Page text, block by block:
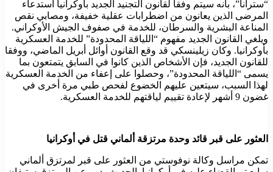
“سترانا”، بأنه سيتم وفقا لقانون التجنيد الجديد بأوكرانيا استدعاء
المرضى الذين يعانون من اضطرابات عقلية خفيفة، ومصابي نقص
المناعة البشرية والسرطان، للخدمة في صفوف الجيش الأوكراني.
ويلغي القانون الجديد مفهوم “اللياقة المحدودة” للخدمة العسكرية
بأوكرانيا. وكان زيلينسكي قد وقع القانون أوائل أبريل الماضي، ووفقا
للقانون الجديد، فإن الأشخاص الذين كانوا في السابق يتمتعون بما
يسمى “اللياقة المحدودة”، وحصلوا على إعفاء من الخدمة العسكرية
لهذا السبب، سيتعين عليهم الخضوع لفحص طبي مرة أخرى في
غضون 9 أشهر لإعادة تقييم لياقتهم للخدمة العسكرية.
العثور على قبر قائد وحدة مرتزقة ألماني قتل في أوكرانيا
تمكن مراسل وكالة نوفوستي من العثور على قبر لمرتزق ألماني